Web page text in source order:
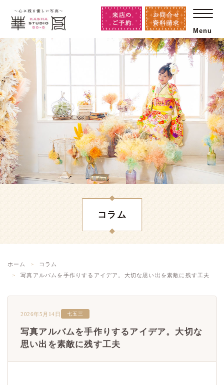
Menu
コラム
ホーム
コラム
写真アルバムを手作りするアイデア。大切な思い出を素敵に残す工夫
2026年5月14日 七五三
写真アルバムを手作りするアイデア。大切な
思い出を素敵に残す工夫